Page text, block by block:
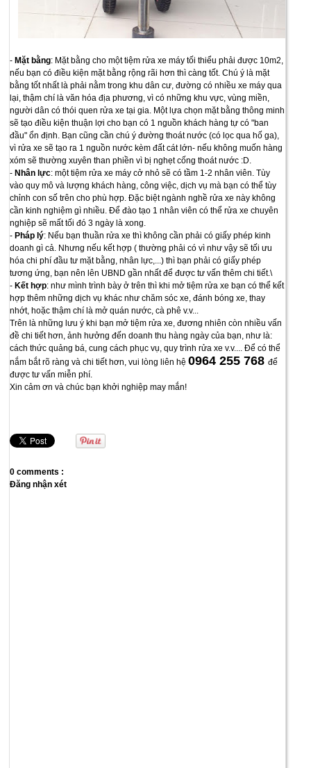
- Mặt bằng: Mặt bằng cho một tiệm rửa xe máy tối thiểu phải được 10m2,
nếu bạn có điều kiện mặt bằng rộng rãi hơn thì càng tốt. Chú ý là mặt
bằng tốt nhất là phải nằm trong khu dân cư, đường có nhiều xe máy qua
lại, thậm chí là văn hóa địa phương, vì có những khu vực, vùng miền,
người dân có thói quen rửa xe tại gia. Một lựa chọn mặt bằng thông minh
sẽ tạo điều kiện thuận lợi cho bạn có 1 nguồn khách hàng tự có "ban
đầu" ổn định. Bạn cũng cần chú ý đường thoát nước (có lọc qua hố ga),
vì rửa xe sẽ tạo ra 1 nguồn nước kèm đất cát lớn- nếu không muốn hàng
xóm sẽ thường xuyên than phiền vì bị nghẹt cống thoát nước :D.
- Nhân lực: một tiệm rửa xe máy cở nhỏ sẽ có tầm 1-2 nhân viên. Tùy
vào quy mô và lượng khách hàng, công việc, dịch vụ mà bạn có thể tùy
chỉnh con số trên cho phù hợp. Đặc biệt ngành nghề rửa xe này không
cần kinh nghiệm gì nhiều. Để đào tạo 1 nhân viên có thể rửa xe chuyên
nghiệp sẽ mất tối đó 3 ngày là xong.
- Pháp lý: Nếu bạn thuần rửa xe thì không cần phải có giấy phép kinh
doanh gì cả. Nhưng nếu kết hợp ( thường phải có vì như vậy sẽ tối ưu
hóa chi phí đầu tư mặt bằng, nhân lực,...) thì bạn phải có giấy phép
tương ứng, bạn nên lên UBND gần nhất để được tư vấn thêm chi tiết.\
- Kết hợp: như mình trình bày ở trên thì khi mở tiệm rửa xe bạn có thể kết
hợp thêm những dịch vụ khác như chăm sóc xe, đánh bóng xe, thay
nhớt, hoặc thậm chí là mở quán nước, cà phê v.v...
Trên là những lưu ý khi bạn mở tiệm rửa xe, đương nhiên còn nhiều vấn
đề chi tiết hơn, ảnh hưởng đến doanh thu hàng ngày của bạn, như là:
cách thức quảng bá, cung cách phục vụ, quy trình rửa xe v.v.... Để có thể
nắm bắt rõ ràng và chi tiết hơn, vui lòng liên hệ0964 255 768để
được tư vấn miễn phí.
Xin cảm ơn và chúc bạn khởi nghiệp may mắn!
0 comments :
Đăng nhận xét